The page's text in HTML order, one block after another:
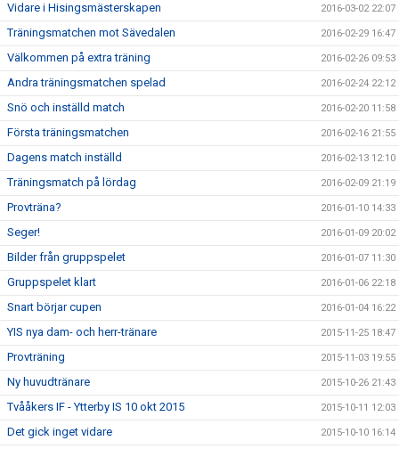
Vidare i Hisingsmästerskapen 2016-03-02 22:07
Träningsmatchen mot Sävedalen 2016-02-29 16:47
Välkommen på extra träning 2016-02-26 09:53
Andra träningsmatchen spelad 2016-02-24 22:12
Snö och inställd match 2016-02-20 11:58
Första träningsmatchen 2016-02-16 21:55
Dagens match inställd 2016-02-13 12:10
Träningsmatch på lördag 2016-02-09 21:19
Provträna? 2016-01-10 14:33
Seger! 2016-01-09 20:02
Bilder från gruppspelet 2016-01-07 11:30
Gruppspelet klart 2016-01-06 22:18
Snart börjar cupen 2016-01-04 16:22
YIS nya dam- och herr-tränare 2015-11-25 18:47
Provträning 2015-11-03 19:55
Ny huvudtränare 2015-10-26 21:43
Tvååkers IF - Ytterby IS 10 okt 2015 2015-10-11 12:03
Det gick inget vidare 2015-10-10 16:14